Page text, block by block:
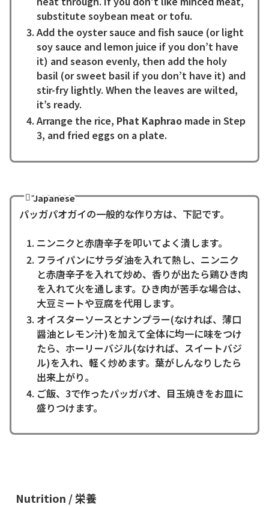
substitute soybean meat or tofu.
Add the oyster sauce and fish sauce (or light
soy sauce and lemon juice if you don’t have
it) and season evenly, then add the holy
basil (or sweet basil if you don’t have it) and
stir-fry lightly. When the leaves are wilted,
it’s ready.
Arrange the rice, Phat Kaphraomade in Step
3, and fried eggs on a plate.
Japanese
パッガパオガイの一般的な作り方は、下記です。
ニンニクと赤唐辛子を叩いてよく潰します。
フライパンにサラダ油を入れて熱し、ニンニク
と赤唐辛子を入れて炒め、香りが出たら鶏ひき肉
を入れて火を通します。ひき肉が苦手な場合は、
大豆ミートや豆腐を代用します。
オイスターソースとナンプラー(なければ、薄口
醤油とレモン汁)を加えて全体に均一に味をつけ
たら、ホーリーバジル(なければ、スイートバジ
ル)を入れ、軽く炒めます。葉がしんなりしたら
出来上がり。
ご飯、3で作ったパッガパオ、目玉焼きをお皿に
盛りつけます。
Nutrition / 栄養